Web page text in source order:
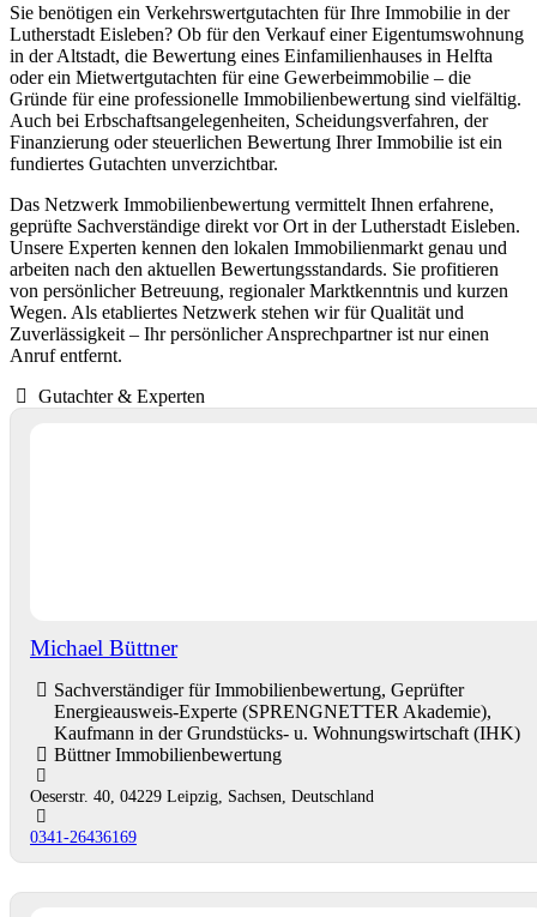
Sie benötigen ein Verkehrswertgutachten für Ihre Immobilie in der
Lutherstadt Eisleben? Ob für den Verkauf einer Eigentumswohnung
in der Altstadt, die Bewertung eines Einfamilienhauses in Helfta
oder ein Mietwertgutachten für eine Gewerbeimmobilie – die
Gründe für eine professionelle Immobilienbewertung sind vielfältig.
Auch bei Erbschaftsangelegenheiten, Scheidungsverfahren, der
Finanzierung oder steuerlichen Bewertung Ihrer Immobilie ist ein
fundiertes Gutachten unverzichtbar.
Das Netzwerk Immobilienbewertung vermittelt Ihnen erfahrene,
geprüfte Sachverständige direkt vor Ort in der Lutherstadt Eisleben.
Unsere Experten kennen den lokalen Immobilienmarkt genau und
arbeiten nach den aktuellen Bewertungsstandards. Sie profitieren
von persönlicher Betreuung, regionaler Marktkenntnis und kurzen
Wegen. Als etabliertes Netzwerk stehen wir für Qualität und
Zuverlässigkeit – Ihr persönlicher Ansprechpartner ist nur einen
Anruf entfernt.
Gutachter & Experten
Michael Büttner
Sachverständiger für Immobilienbewertung, Geprüfter
Energieausweis-Experte (SPRENGNETTER Akademie),
Kaufmann in der Grundstücks- u. Wohnungswirtschaft (IHK)
Büttner Immobilienbewertung
Oeserstr. 40, 04229 Leipzig, Sachsen, Deutschland
0341-26436169